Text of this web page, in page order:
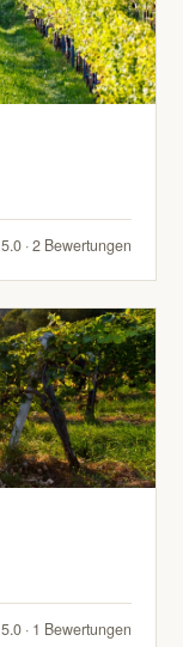
5.0 · 2 Bewertungen
5.0 · 1 Bewertungen